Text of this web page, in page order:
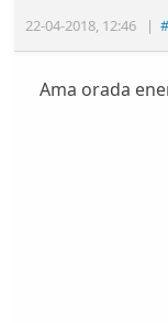
22-04-2018, 12:46 |
Ama orada